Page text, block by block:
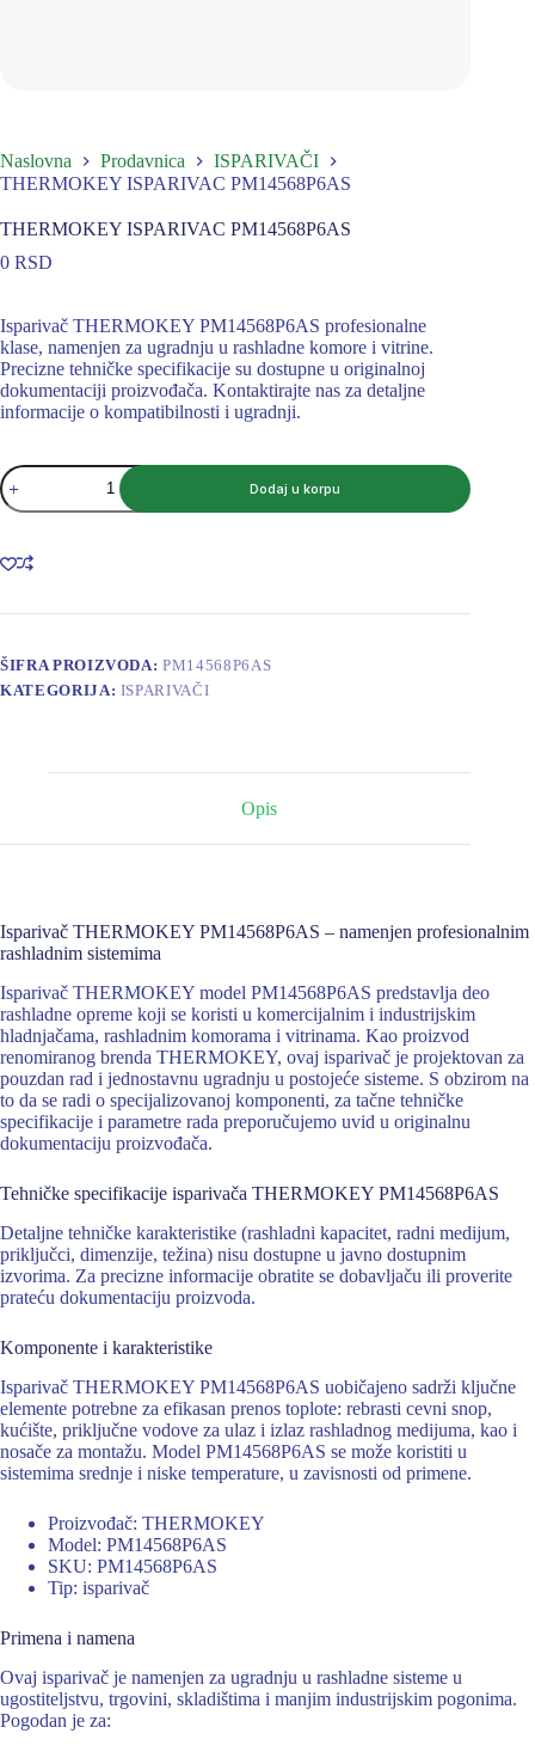
Naslovna Prodavnica
ISPARIVAČI
THERMOKEY ISPARIVAC PM14568P6AS
THERMOKEY ISPARIVAC PM14568P6AS
0 RSD
Isparivač THERMOKEY PM14568P6AS profesionalne
klase, namenjen za ugradnju u rashladne komore i vitrine.
Precizne tehničke specifikacije su dostupne u originalnoj
dokumentaciji proizvođača. Kontaktirajte nas za detaljne
informacije o kompatibilnosti i ugradnji.
THERMOKEY
ISPARIVAC
PM14568P6AS
Dodaj u korpu
ŠIFRA PROIZVODA:PM14568P6AS
KATEGORIJA: ISPARIVAČI
Opis
Isparivač THERMOKEY PM14568P6AS – namenjen profesionalnim
rashladnim sistemima
Isparivač THERMOKEY model PM14568P6AS predstavlja deo
rashladne opreme koji se koristi u komercijalnim i industrijskim
hladnjačama, rashladnim komorama i vitrinama. Kao proizvod
renomiranog brenda THERMOKEY, ovaj isparivač je projektovan za
pouzdan rad i jednostavnu ugradnju u postojeće sisteme. S obzirom na
to da se radi o specijalizovanoj komponenti, za tačne tehničke
specifikacije i parametre rada preporučujemo uvid u originalnu
dokumentaciju proizvođača.
Tehničke specifikacije isparivača THERMOKEY PM14568P6AS
Detaljne tehničke karakteristike (rashladni kapacitet, radni medijum,
priključci, dimenzije, težina) nisu dostupne u javno dostupnim
izvorima. Za precizne informacije obratite se dobavljaču ili proverite
prateću dokumentaciju proizvoda.
Komponente i karakteristike
Isparivač THERMOKEY PM14568P6AS uobičajeno sadrži ključne
elemente potrebne za efikasan prenos toplote: rebrasti cevni snop,
kućište, priključne vodove za ulaz i izlaz rashladnog medijuma, kao i
nosače za montažu. Model PM14568P6AS se može koristiti u
sistemima srednje i niske temperature, u zavisnosti od primene.
Proizvođač: THERMOKEY
Model: PM14568P6AS
SKU: PM14568P6AS
Tip: isparivač
Primena i namena
Ovaj isparivač je namenjen za ugradnju u rashladne sisteme u
ugostiteljstvu, trgovini, skladištima i manjim industrijskim pogonima.
Pogodan je za: